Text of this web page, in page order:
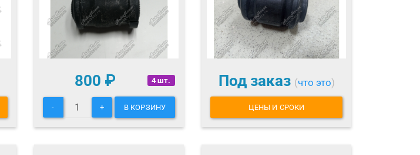
4 шт.
800 ₽
- + В КОРЗИНУ
Под заказ (что это)
ЦЕНЫ И СРОКИ